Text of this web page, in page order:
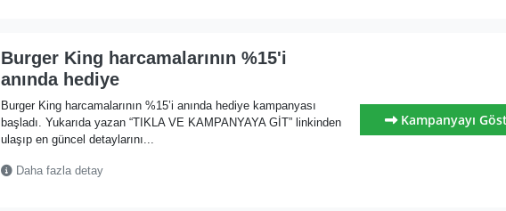
Burger King harcamalarının %15'i
anında hediye
Burger King harcamalarının %15’i anında hediye kampanyası
başladı. Yukarıda yazan “TIKLA VE KAMPANYAYA GİT” linkinden
ulaşıp en güncel detaylarını...
Daha fazla detay
Kampanyayı